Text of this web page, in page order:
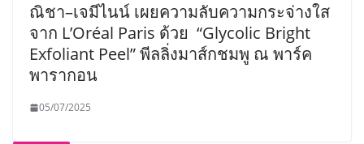
ณิชา–เจมีไนน์ เผยความลับความกระจ่างใส
จาก L’Oréal Paris ด้วย “Glycolic Bright
Exfoliant Peel” พีลลิ่งมาส์กชมพู ณ พาร์ค
พารากอน
05/07/2025